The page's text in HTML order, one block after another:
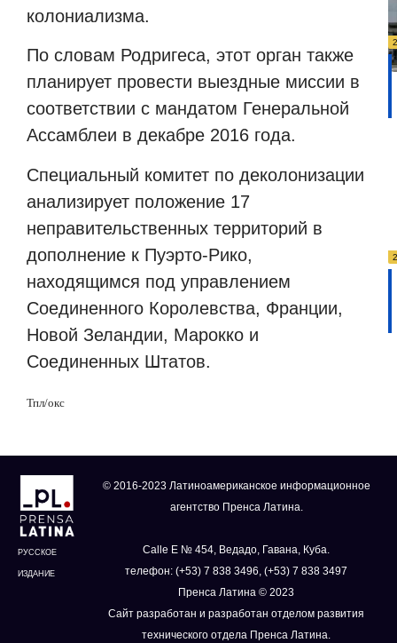
колониализма.
По словам Родригеса, этот орган также
планирует провести выездные миссии в
соответствии с мандатом Генеральной
Ассамблеи в декабре 2016 года.
Специальный комитет по деколонизации
анализирует положение 17
неправительственных территорий в
дополнение к Пуэрто-Рико,
находящимся под управлением
Соединенного Королевства, Франции,
Новой Зеландии, Марокко и
Соединенных Штатов.
Тпл/окс
РУССКОЕ
ИЗДАНИЕ
© 2016-2023 Латиноамериканское информационное
агентство Пренса Латина.
Calle E № 454, Ведадо, Гавана, Куба.
телефон: (+53) 7 838 3496, (+53) 7 838 3497
Пренса Латина © 2023
Сайт разработан и разработан отделом развития
технического отдела Пренса Латина.